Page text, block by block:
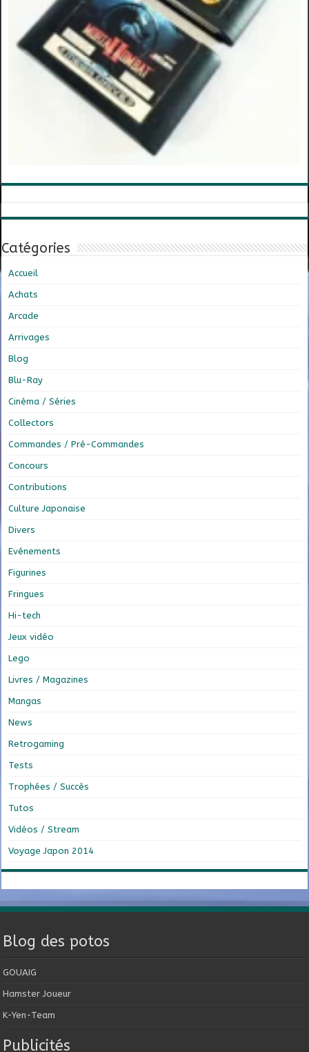
Catégories
Accueil
Achats
Arcade
Arrivages
Blog
Blu-Ray
Cinéma / Séries
Collectors
Commandes / Pré-Commandes
Concours
Contributions
Culture Japonaise
Divers
Evénements
Figurines
Fringues
Hi-tech
Jeux vidéo
Lego
Livres / Magazines
Mangas
News
Retrogaming
Tests
Trophées / Succès
Tutos
Vidéos / Stream
Voyage Japon 2014
Blog des potos
GOUAIG
Hamster Joueur
K-Yen-Team
Publicités